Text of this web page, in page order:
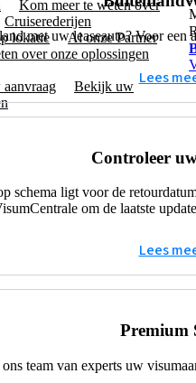
Kom meer te weten over
Cruiserederijen
lokatie
Al onze Partner
over onze oplossingen
Bekijk uw
met uw leaseauto? Voor
Lees
Controleer
schema ligt voor de
om de laatste
Lees
Premium
team van experts uw